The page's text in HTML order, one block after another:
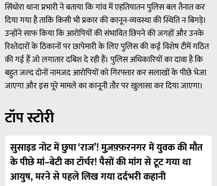
सिंधोरा थाना प्रभारी ने बताया कि गांव में एहतियातन पुलिस बल तैनात कर
दिया गया है ताकि किसी भी प्रकार की कानून-व्यवस्था की स्थिति न बिगड़े।
उन्होंने साफ किया कि आरोपियों की संभावित छिपने की जगहों और उनके
रिश्तेदारों के ठिकानों पर छापेमारी के लिए पुलिस की कई विशेष टीमें गठित
की गई हैं जो लगातार दबिश दे रही हैं। पुलिस अधिकारियों का दावा है कि
बहुत जल्द दोनों नामजद आरोपियों को गिरफ्तार कर सलाखों के पीछे भेजा
जाएगा और इस पूरे मामले का कानूनी तौर पर खुलासा कर दिया जाएगा।
टॉप स्टोरी
सुसाइड नोट में छुपा ‘राज’! मुज़फ़्फ़रनगर में युवक की मौत
के पीछे मां–बेटी का टॉर्चर! पैसों की मांग से टूट गया था
आयुष, मरने से पहले लिख गया दर्दभरी कहानी